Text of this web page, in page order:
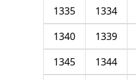
1334
1335
1339
1340
1344
1345